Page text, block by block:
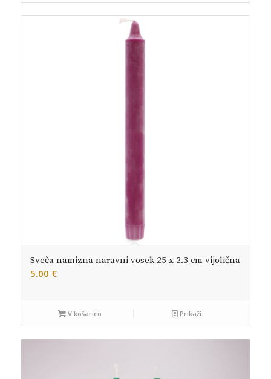
Sveča namizna naravni vosek 25 x 2.3 cm vijolična
5.00 €
V košarico Prikaži